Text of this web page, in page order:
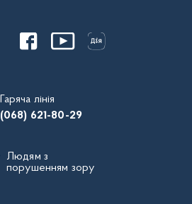
Гаряча лінія
(068) 621-80-29
Людям з
порушенням зору